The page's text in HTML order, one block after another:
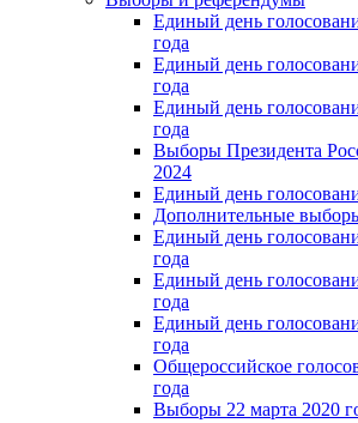
Единый день
года
Единый день
года
Единый день
года
Выборы Президента
2024
Единый день
Дополнительные
Единый день
года
Единый день
года
Единый день
года
Общероссийское
года
Выборы 22 марта 2020